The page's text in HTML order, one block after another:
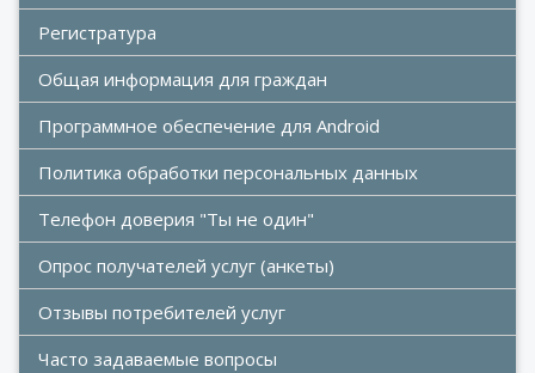
Регистратура
Общая информация для граждан
Программное обеспечение для Android
Политика обработки персональных данных
Телефон доверия "Ты не один"
Опрос получателей услуг (анкеты)
Отзывы потребителей услуг
Часто задаваемые вопросы